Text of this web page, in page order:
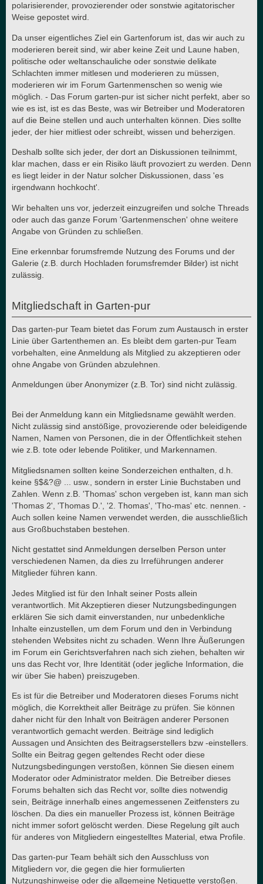
polarisierender, provozierender oder sonstwie agitatorischer
Weise gepostet wird.
Da unser eigentliches Ziel ein Gartenforum ist, das wir auch zu
moderieren bereit sind, wir aber keine Zeit und Laune haben,
politische oder weltanschauliche oder sonstwie delikate
Schlachten immer mitlesen und moderieren zu müssen,
moderieren wir im Forum Gartenmenschen so wenig wie
möglich. - Das Forum garten-pur ist sicher nicht perfekt, aber so
wie es ist, ist es das Beste, was wir Betreiber und Moderatoren
auf die Beine stellen und auch unterhalten können. Dies sollte
jeder, der hier mitliest oder schreibt, wissen und beherzigen.
Deshalb sollte sich jeder, der dort an Diskussionen teilnimmt,
klar machen, dass er ein Risiko läuft provoziert zu werden. Denn
es liegt leider in der Natur solcher Diskussionen, dass 'es
irgendwann hochkocht'.
Wir behalten uns vor, jederzeit einzugreifen und solche Threads
oder auch das ganze Forum 'Gartenmenschen' ohne weitere
Angabe von Gründen zu schließen.
Eine erkennbar forumsfremde Nutzung des Forums und der
Galerie (z.B. durch Hochladen forumsfremder Bilder) ist nicht
zulässig.
Mitgliedschaft in Garten-pur
Das garten-pur Team bietet das Forum zum Austausch in erster
Linie über Gartenthemen an. Es bleibt dem garten-pur Team
vorbehalten, eine Anmeldung als Mitglied zu akzeptieren oder
ohne Angabe von Gründen abzulehnen.
Anmeldungen über Anonymizer (z.B. Tor) sind nicht zulässig.
Bei der Anmeldung kann ein Mitgliedsname gewählt werden.
Nicht zulässig sind anstößige, provozierende oder beleidigende
Namen, Namen von Personen, die in der Öffentlichkeit stehen
wie z.B. tote oder lebende Politiker, und Markennamen.
Mitgliedsnamen sollten keine Sonderzeichen enthalten, d.h.
keine §$&?@ ... usw., sondern in erster Linie Buchstaben und
Zahlen. Wenn z.B. 'Thomas' schon vergeben ist, kann man sich
'Thomas 2', 'Thomas D.', '2. Thomas', 'Tho-mas' etc. nennen. -
Auch sollen keine Namen verwendet werden, die ausschließlich
aus Großbuchstaben bestehen.
Nicht gestattet sind Anmeldungen derselben Person unter
verschiedenen Namen, da dies zu Irreführungen anderer
Mitglieder führen kann.
Jedes Mitglied ist für den Inhalt seiner Posts allein
verantwortlich. Mit Akzeptieren dieser Nutzungsbedingungen
erklären Sie sich damit einverstanden, nur unbedenkliche
Inhalte einzustellen, um dem Forum und den in Verbindung
stehenden Websites nicht zu schaden. Wenn Ihre Äußerungen
im Forum ein Gerichtsverfahren nach sich ziehen, behalten wir
uns das Recht vor, Ihre Identität (oder jegliche Information, die
wir über Sie haben) preiszugeben.
Es ist für die Betreiber und Moderatoren dieses Forums nicht
möglich, die Korrektheit aller Beiträge zu prüfen. Sie können
daher nicht für den Inhalt von Beiträgen anderer Personen
verantwortlich gemacht werden. Beiträge sind lediglich
Aussagen und Ansichten des Beitragserstellers bzw -einstellers.
Sollte ein Beitrag gegen geltendes Recht oder diese
Nutzungsbedingungen verstoßen, können Sie diesen einem
Moderator oder Administrator melden. Die Betreiber dieses
Forums behalten sich das Recht vor, sollte dies notwendig
sein, Beiträge innerhalb eines angemessenen Zeitfensters zu
löschen. Da dies ein manueller Prozess ist, können Beiträge
nicht immer sofort gelöscht werden. Diese Regelung gilt auch
für anderes von Mitgliedern eingestelltes Material, etwa Profile.
Das garten-pur Team behält sich den Ausschluss von
Mitgliedern vor, die gegen die hier formulierten
Nutzungshinweise oder die allgemeine Netiquette verstoßen.